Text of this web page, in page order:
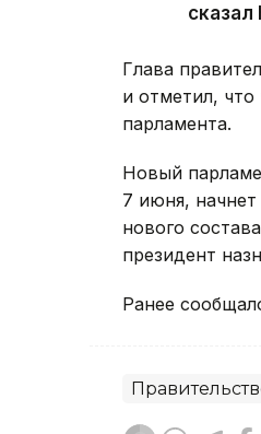
сказал
Глава
и отметил, что
парламента.
Новый
7 июня, начнет
нового
президент
Ранее